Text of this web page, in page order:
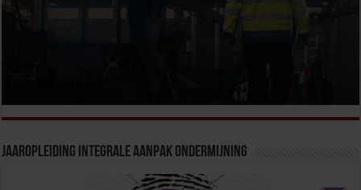
Jaaropleiding Integrale Aanpak Ondermijning